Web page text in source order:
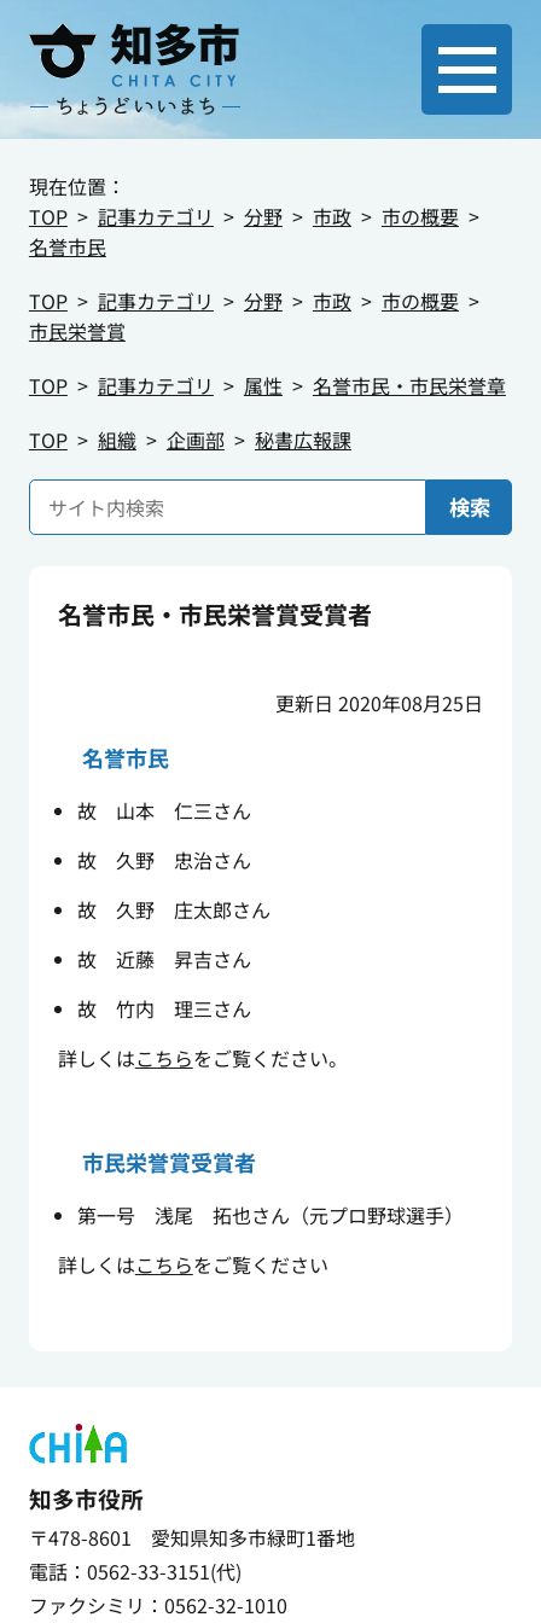
現在位置：
TOP
記事カテゴリ 分野 市政
市の概要
名誉市民
TOP
記事カテゴリ 分野 市政
市の概要
市民栄誉賞
TOP
記事カテゴリ 属性
名誉市民・市民栄誉章
TOP
組織 企画部 秘書広報課
検索
名誉市民・市民栄誉賞受賞者
更新日 2020年08月25日
名誉市民
故 山本 仁三さん
故 久野 忠治さん
故 久野 庄太郎さん
故 近藤 昇吉さん
故 竹内 理三さん
詳しくはこちらをご覧ください。
市民栄誉賞受賞者
第一号 浅尾 拓也さん（元プロ野球選手）
詳しくはこちらをご覧ください
知多市役所
〒478-8601 愛知県知多市緑町1番地
電話：0562-33-3151(代)
ファクシミリ：0562-32-1010